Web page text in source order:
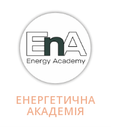
ЕНЕРГЕТИЧНА
АКАДЕМІЯ